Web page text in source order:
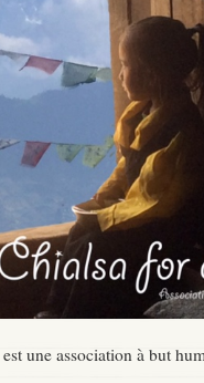
est une association à but